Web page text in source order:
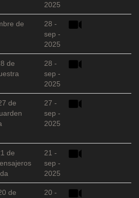
2025
de
28 -
sep -
2025
de
28 -
sep -
2025
de
27 -
sep -
2025
de
21 -
sep -
2025
de
20 -